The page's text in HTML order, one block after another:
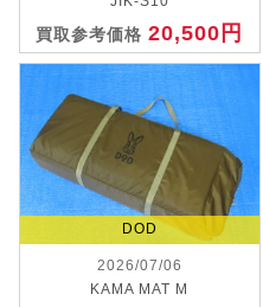
買取参考価格20,500円
DOD
2026/07/06
KAMA MAT M